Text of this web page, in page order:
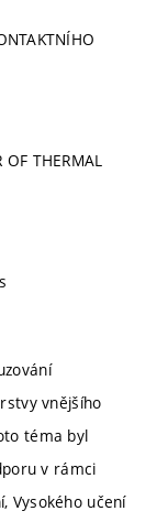
THERMAL
vnějšího
téma byl
v rámci
Vysokého učení